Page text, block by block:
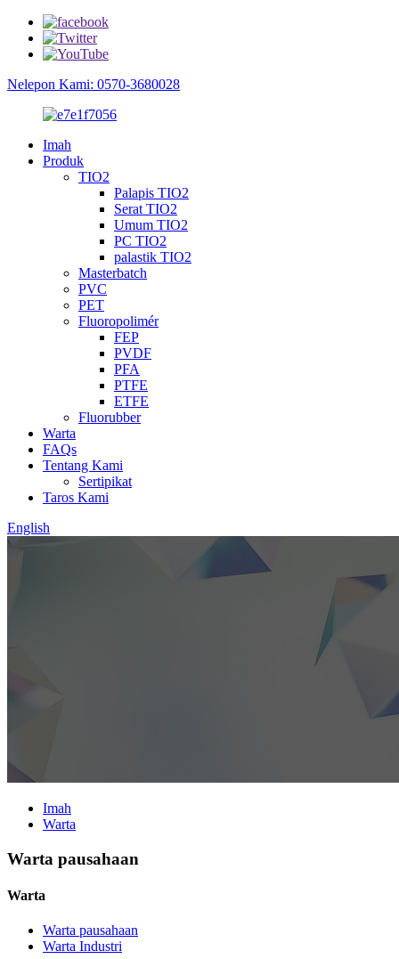
Nelepon Kami: 0570-3680028
Imah
Produk
TIO2
Palapis TIO2
Serat TIO2
Umum TIO2
PC TIO2
palastik TIO2
Masterbatch
PVC
PET
Fluoropolimér
FEP
PVDF
PFA
PTFE
ETFE
Fluorubber
Warta
FAQs
Tentang Kami
Sertipikat
Taros Kami
English
Imah
Warta
Warta pausahaan
Warta
Warta pausahaan
Warta Industri